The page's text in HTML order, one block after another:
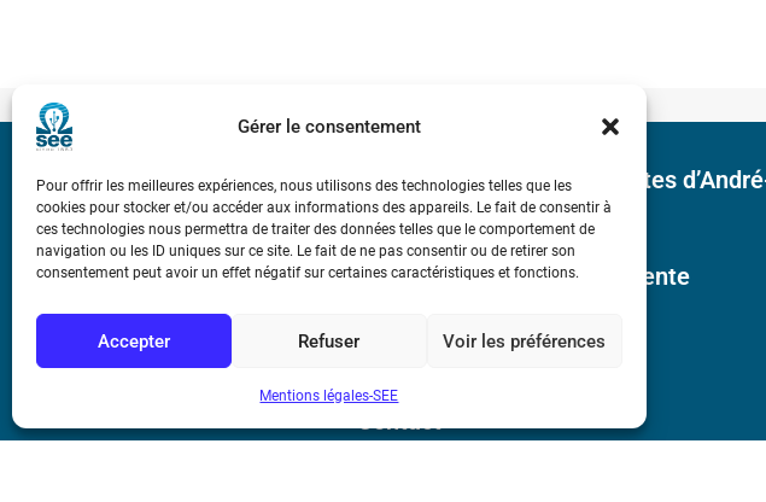
Gérer le consentement
Pour offrir les meilleures expériences, nous utilisons des technologies telles que les
cookies pour stocker et/ou accéder aux informations des appareils. Le fait de consentir à
ces technologies nous permettra de traiter des données telles que le comportement de
navigation ou les ID uniques sur ce site. Le fait de ne pas consentir ou de retirer son
consentement peut avoir un effet négatif sur certaines caractéristiques et fonctions.
Accepter Refuser Voir les préférences
Mentions légales-SEE
Bicentenaire des découvertes
Ampère
Conditions Générales de Vente
Mentions légales
Contact